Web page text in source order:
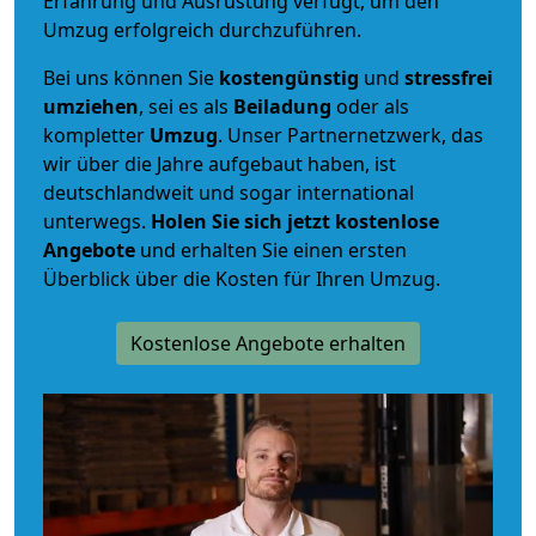
Umzug erfolgreich durchzuführen.
Bei uns können Sie kostengünstig und stressfrei
umziehen, sei es als Beiladung oder als
kompletter Umzug. Unser Partnernetzwerk, das
wir über die Jahre aufgebaut haben, ist
deutschlandweit und sogar international
unterwegs. Holen Sie sich jetzt kostenlose
Angebote und erhalten Sie einen ersten
Überblick über die Kosten für Ihren Umzug.
Kostenlose Angebote erhalten